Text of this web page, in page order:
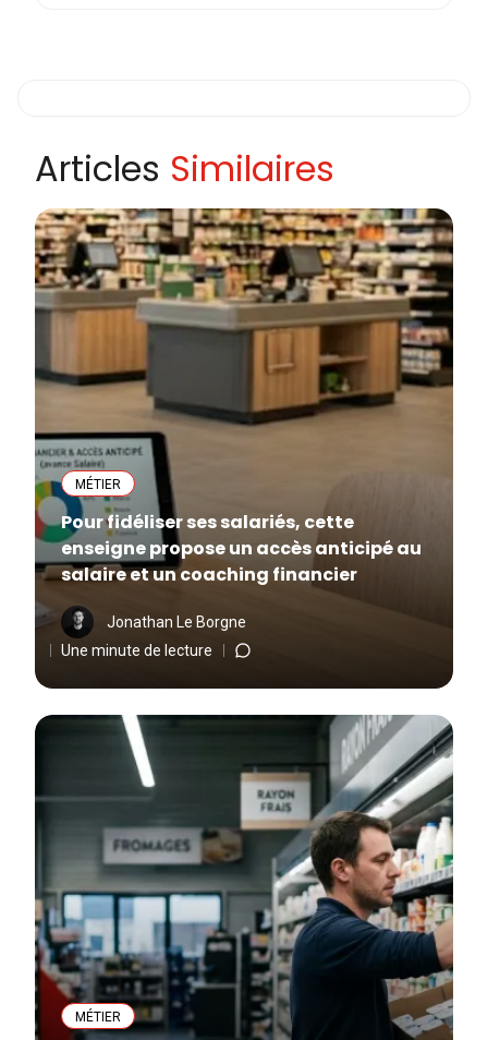
Articles Similaires
MÉTIER
Pour fidéliser ses salariés, cette
enseigne propose un accès anticipé au
salaire et un coaching financier
Jonathan Le Borgne
Une minute de lecture
MÉTIER